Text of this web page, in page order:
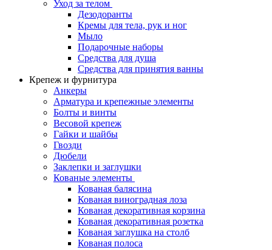
Уход за телом
Дезодоранты
Кремы для тела, рук и ног
Мыло
Подарочные наборы
Средства для душа
Средства для принятия ванны
Крепеж и фурнитура
Анкеры
Арматура и крепежные элементы
Болты и винты
Весовой крепеж
Гайки и шайбы
Гвозди
Дюбели
Заклепки и заглушки
Кованые элементы
Кованая балясина
Кованая виноградная лоза
Кованая декоративная корзина
Кованая декоративная розетка
Кованая заглушка на столб
Кованая полоса